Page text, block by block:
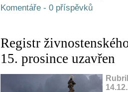
Komentáře - 0 příspěvků
Registr
15. prosince uzavřen